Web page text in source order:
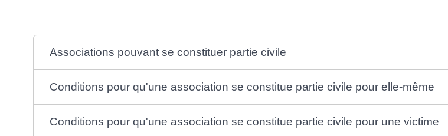
Associations pouvant se constituer partie civile
Conditions pour qu'une association se constitue partie civile pour elle-même
Conditions pour qu'une association se constitue partie civile pour une victime